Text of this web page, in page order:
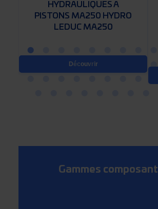
HYDRAULIQUES A
PISTONS MA250 HYDRO
LEDUC MA250
Découvrir
Gammes